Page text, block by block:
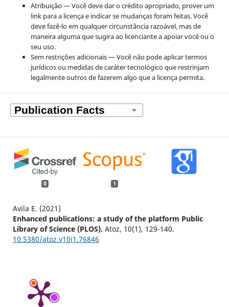
Atribuição — Você deve dar o crédito apropriado, prover um
link para a licença e indicar se mudanças foram feitas. Você
deve fazê-lo em qualquer circunstância razoável, mas de
maneira alguma que sugira ao licenciante a apoiar você ou o
seu uso.
Sem restrições adicionais — Você não pode aplicar termos
jurídicos ou medidas de caráter tecnológico que restrinjam
legalmente outros de fazerem algo que a licença permita.
0 1
Avila E. (2021)
Enhanced publications: a study of the platform Public
Library of Science (PLOS). Atoz, 10(1), 129-140.
10.5380/atoz.v10i1.76846